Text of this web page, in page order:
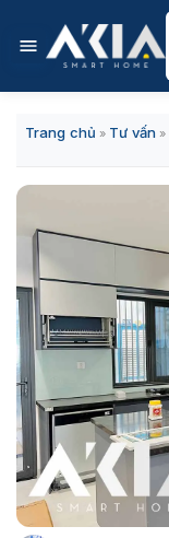
đến
dung
Trang chủ » Tư vấn »